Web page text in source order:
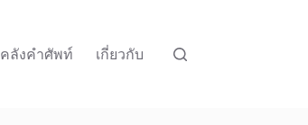
คลังคำศัพท์ เกี่ยวกับ